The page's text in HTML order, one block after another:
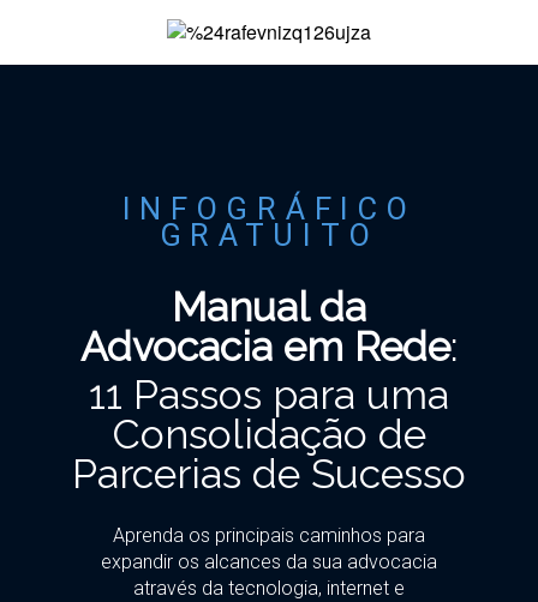
INFOGRÁFICO
GRATUITO
Manual da
Advocacia em Rede:
11 Passos para uma
Consolidação de
Parcerias de Sucesso
Aprenda os principais caminhos para
expandir os alcances da sua advocacia
através da tecnologia, internet e